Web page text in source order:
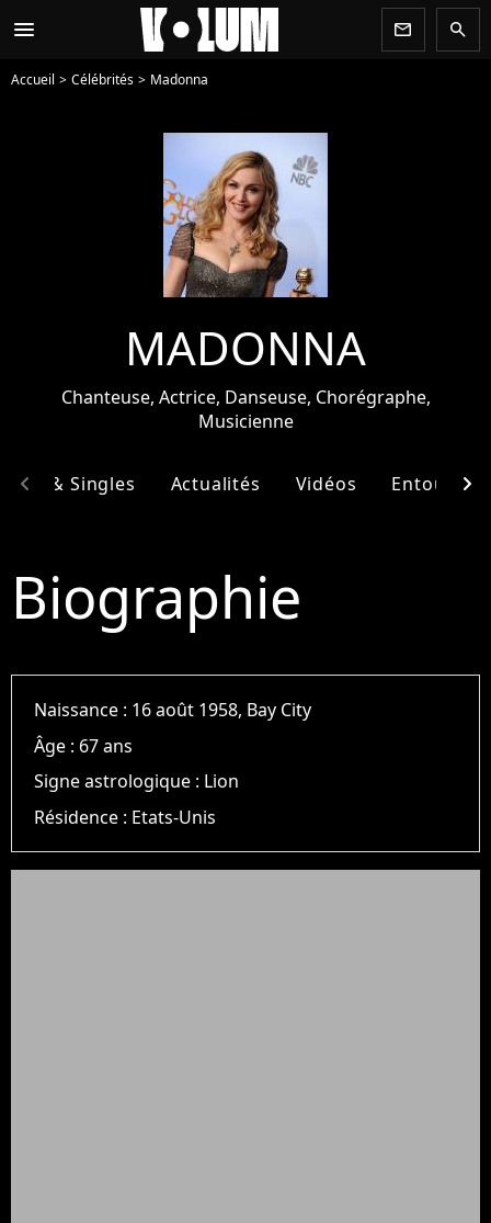
menu newsletter search
Accueil Célébrités Madonna
MADONNA
Chanteuse, Actrice, Danseuse, Chorégraphe,
Musicienne
& Singles Actualités Vidéos Entourage
chevron_left chevron_right
Biographie
Naissance : 16 août 1958, Bay City
Âge : 67 ans
Signe astrologique : Lion
Résidence : Etats-Unis